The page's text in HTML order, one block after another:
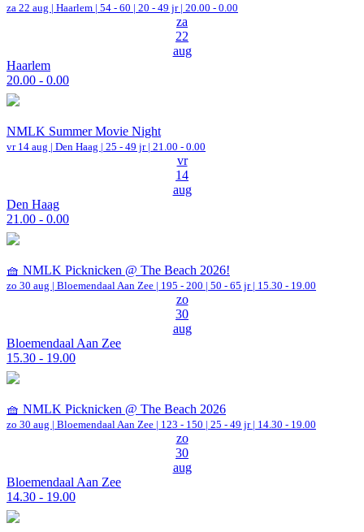
za 22 aug | Haarlem | 54 - 60 | 20 - 49 jr | 20.00 - 0.00
za
22
aug
Haarlem
20.00 - 0.00
NMLK Summer Movie Night
vr 14 aug | Den Haag | 25 - 49 jr | 21.00 - 0.00
vr
14
aug
Den Haag
21.00 - 0.00
🧺 NMLK Picknicken @ The Beach 2026!
zo 30 aug | Bloemendaal Aan Zee | 195 - 200 | 50 - 65 jr | 15.30 - 19.00
zo
30
aug
Bloemendaal Aan Zee
15.30 - 19.00
🧺 NMLK Picknicken @ The Beach 2026
zo 30 aug | Bloemendaal Aan Zee | 123 - 150 | 25 - 49 jr | 14.30 - 19.00
zo
30
aug
Bloemendaal Aan Zee
14.30 - 19.00